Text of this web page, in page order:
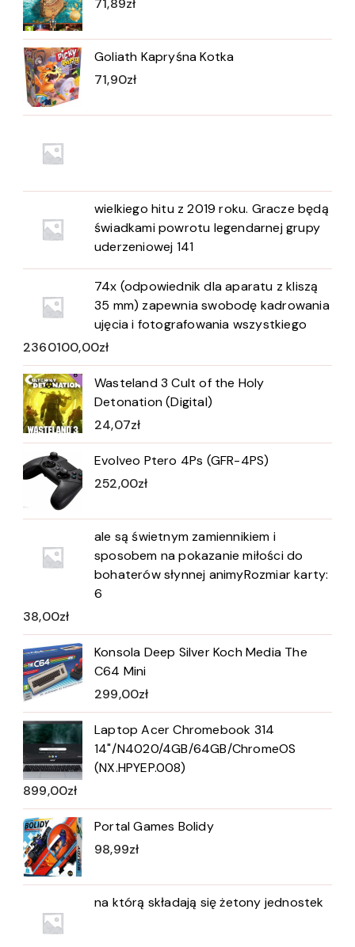
71,89zł
Goliath Kapryśna Kotka
71,90zł
wielkiego hitu z 2019 roku. Gracze będą
świadkami powrotu legendarnej grupy
uderzeniowej 141
74x (odpowiednik dla aparatu z kliszą
35 mm) zapewnia swobodę kadrowania
ujęcia i fotografowania wszystkiego
2360100,00zł
Wasteland 3 Cult of the Holy
Detonation (Digital)
24,07zł
Evolveo Ptero 4Ps (GFR-4PS)
252,00zł
ale są świetnym zamiennikiem i
sposobem na pokazanie miłości do
bohaterów słynnej animyRozmiar karty:
6
38,00zł
Konsola Deep Silver Koch Media The
C64 Mini
299,00zł
Laptop Acer Chromebook 314
14"/N4020/4GB/64GB/ChromeOS
(NX.HPYEP.008)
899,00zł
Portal Games Bolidy
98,99zł
na którą składają się żetony jednostek